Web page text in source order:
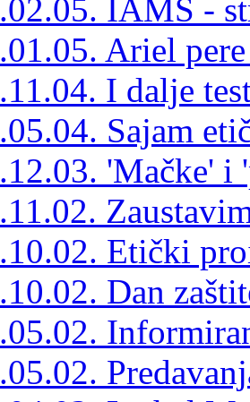
IAMS -
Ariel
I dalje
Sajam
'Mačke' i
Etički
Dan